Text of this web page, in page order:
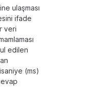
ulaşması
ifade
veri
edilen
(ms)